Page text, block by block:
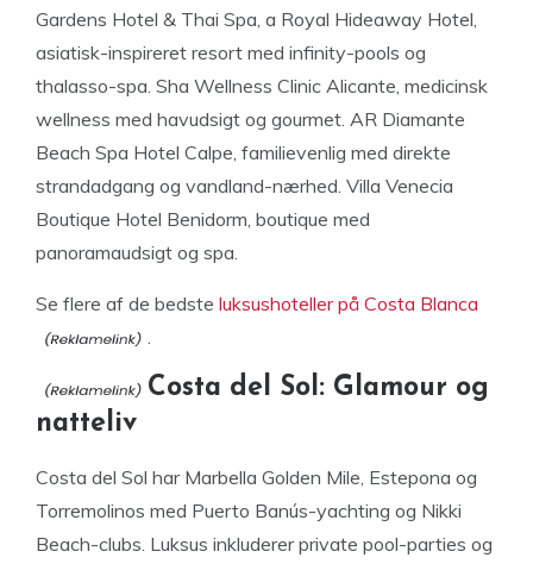
Gardens Hotel & Thai Spa, a Royal Hideaway Hotel,
asiatisk-inspireret resort med infinity-pools og
thalasso-spa. Sha Wellness Clinic Alicante, medicinsk
wellness med havudsigt og gourmet. AR Diamante
Beach Spa Hotel Calpe, familievenlig med direkte
strandadgang og vandland-nærhed. Villa Venecia
Boutique Hotel Benidorm, boutique med
panoramaudsigt og spa.
Se flere af de bedste luksushoteller på Costa Blanca
.
Costa del Sol: Glamour og
natteliv
Costa del Sol har Marbella Golden Mile, Estepona og
Torremolinos med Puerto Banús-yachting og Nikki
Beach-clubs. Luksus inkluderer private pool-parties og